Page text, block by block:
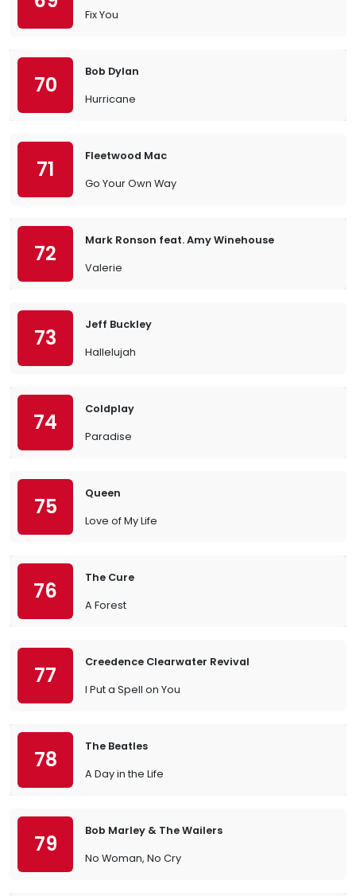
Fix You
70
Bob Dylan
Hurricane
71
Fleetwood Mac
Go Your Own Way
72
Mark Ronson feat. Amy Winehouse
Valerie
73
Jeff Buckley
Hallelujah
74
Coldplay
Paradise
75
Queen
Love of My Life
76
The Cure
A Forest
77
Creedence Clearwater Revival
I Put a Spell on You
78
The Beatles
A Day in the Life
79
Bob Marley & The Wailers
No Woman, No Cry